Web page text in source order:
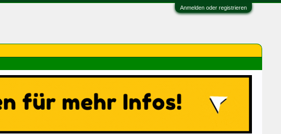
Anmelden oder registrieren